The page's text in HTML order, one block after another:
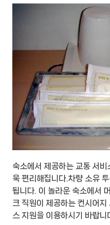
숙소에서 제공하는 교통 서
욱 편리해집니다.차량 소유
됩니다. 이 놀라운 숙소에서
크 직원이 제공하는 컨시어지
스 지원을 이용하시기 바랍니